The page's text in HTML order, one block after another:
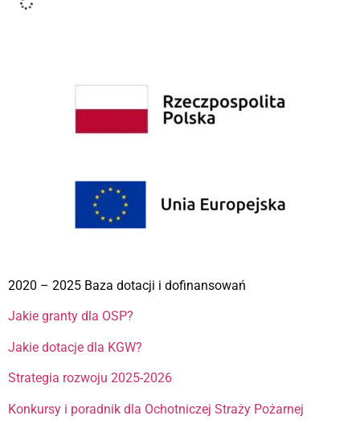
2020 – 2025 Baza dotacji i dofinansowań
Jakie granty dla OSP?
Jakie dotacje dla KGW?
Strategia rozwoju 2025-2026
Konkursy i poradnik dla Ochotniczej Straży Pożarnej